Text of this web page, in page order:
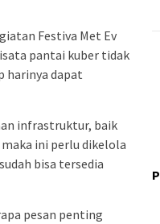
Festiva Met Ev
pantai kuber tidak
harinya dapat
infrastruktur, baik
ini perlu dikelola
bisa tersedia
pesan penting